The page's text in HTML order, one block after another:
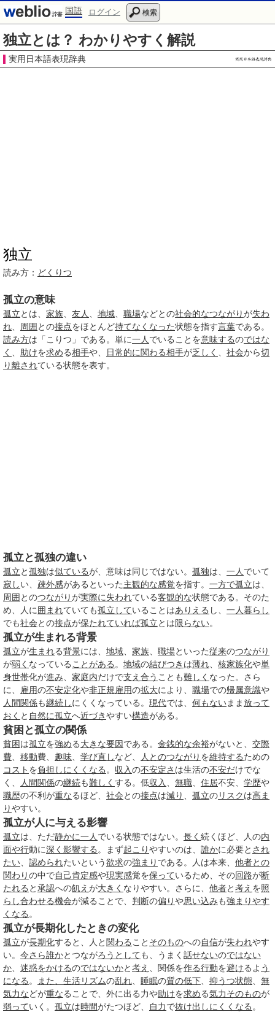
国語 ログイン 検索
独立とは？ わかりやすく解説
実用日本語表現辞典
独立
読み方： どくりつ
孤立の意味
孤立とは、 家族 友人 地域 職場などとの社会的なつながりが失わ
れ
周囲 との接点をほとんど持てなくなった状態を指す言葉である。
読み方は「こりつ」である。単に一人 でいることを意味するのではな
く
助けを求める相手や、 日常的に関わる相手が乏しく 社会から切
り離されている状態を表す。
孤立と孤独の違い
孤立と孤独は似ているが、意味は同じではない。 孤独は、 一人 でいて
寂しい、 疎外感があるといった主観的な感覚を指す。 一方で孤立は、
周囲 とのつながりが実際に失われている客観的な状態である。そのた
め、人に囲まれていても孤立していることはありえる し、 一人暮らし
でも社会との接点が保たれていれば孤立とは限らない。
孤立が生まれる背景
孤立が生まれる背景には、 地域 家族 職場といった従来のつながり
が弱く なっている ことがある 。 地域の結びつき は薄れ 核家族化や単
身世帯化が進み 家庭内だけで支え合う ことも難しく なった。さら
に、
雇用の不安定化や非正規雇用の拡大により、 職場での帰属意識や
人間関係も継続しにくくなっている。 現代では、 何もないまま 放って
おく と 自然に孤立へ近づきやすい構造がある。
貧困と孤立の関係
貧困は孤立を強める大きな要因である。 金銭的な余裕がないと、 交際
費
移動費、 趣味 学び直しなど、 人とのつながり を維持するための
コスト を負担しにくくなる 。 収入の不安定さ は生活の不安だけでな
く、
人間関係の継続も難しく する。低収入 無職 住居不安、 学歴や
職歴の不利が重なるほど、 社会との接点は減り 孤立のリスクは高ま
りやすい。
孤立が人に与える影響
孤立は、ただ静かに一人 でいる状態ではない。 長く 続くほど、人の内
面や行動に深く 影響する 。まず起こりやすいのは、 誰かに必要と され
たい
認められたいという欲求の強まり である。人は本来、 他者との
関わりの中で自己肯定感や現実感覚を保っているため、その回路が断
たれる と承認への飢え が大きく なりやすい。さらに、 他者と考え を照
らし合わせる機会が減ることで、 判断の偏りや思い込みも強まりやす
くなる 。
孤立が長期化したときの変化
孤立が長期化すると、人と 関わる こと そのものへの自信が失われやす
い。 今さら誰かとつながろうとしても、うまく 話せないのではない
か
迷惑をかけるのではないかと考え 、関係を作る行動を避けるよ う
になる 。 また、 生活リズムの乱れ 睡眠の質の低下 抑うつ状態
無
気力などが重なることで、外に出る力や助けを求める気力そのものが
弱っていく。 孤立は時間がたつほど、 自力で抜け出しにくくなる 。